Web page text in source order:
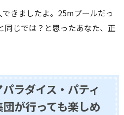
きましたよ。25mプールだっ
同じでは？と思ったあなた、正
ラダイス・パティ
が行っても楽しめ